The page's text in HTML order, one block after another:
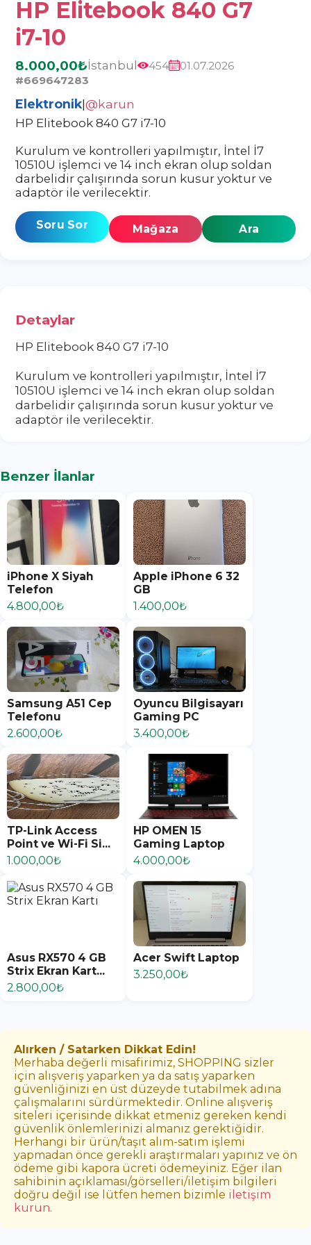
HP Elitebook 840 G7
i7-10
8.000,00₺İstanbul 454
01.07.2026
#669647283
Elektronik|@karun
HP Elitebook 840 G7 i7-10
Kurulum ve kontrolleri yapılmıştır, İntel İ7
10510U işlemci ve 14 inch ekran olup soldan
darbelidir çalışırında sorun kusur yoktur ve
adaptör ile verilecektir.
Soru Sor Mağaza Ara
Detaylar
HP Elitebook 840 G7 i7-10
Kurulum ve kontrolleri yapılmıştır, İntel İ7
10510U işlemci ve 14 inch ekran olup soldan
darbelidir çalışırında sorun kusur yoktur ve
adaptör ile verilecektir.
Benzer İlanlar
iPhone X Siyah
Telefon
4.800,00₺
Apple iPhone 6 32
GB
1.400,00₺
Samsung A51 Cep
Telefonu
2.600,00₺
Oyuncu Bilgisayarı
Gaming PC
3.400,00₺
TP-Link Access
Point ve Wi-Fi Si...
1.000,00₺
HP OMEN 15
Gaming Laptop
4.000,00₺
Asus RX570 4 GB
Strix Ekran Kart...
2.800,00₺
Acer Swift Laptop
3.250,00₺
Alırken / Satarken Dikkat Edin!
Merhaba değerli misafirimiz, SHOPPING sizler
için alışveriş yaparken ya da satış yaparken
güvenliğinizi en üst düzeyde tutabilmek adına
çalışmalarını sürdürmektedir. Online alışveriş
siteleri içerisinde dikkat etmeniz gereken kendi
güvenlik önlemlerinizi almanız gerektiğidir.
Herhangi bir ürün/taşıt alım-satım işlemi
yapmadan önce gerekli araştırmaları yapınız ve ön
ödeme gibi kapora ücreti ödemeyiniz. Eğer ilan
sahibinin açıklaması/görselleri/iletişim bilgileri
doğru değil ise lütfen hemen bizimle iletişim
kurun.